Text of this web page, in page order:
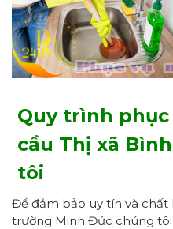
Quy trình
cầu Thị xã
tôi
Để đảm bảo uy tín và chất
trường Minh Đức chúng